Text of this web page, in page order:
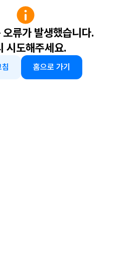
오류가 발생했습니다.
시도해주세요.
홈으로 가기